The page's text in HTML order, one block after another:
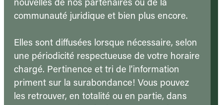
communauté juridique et bien plus encore.
Elles sont diffusées lorsque nécessaire, selon
une périodicité respectueuse de votre horaire
chargé. Pertinence et tri de l’information
priment sur la surabondance! Vous pouvez
les retrouver, en totalité ou en partie, dans